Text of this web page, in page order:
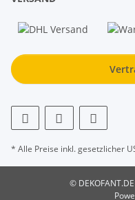
* Alle Preise inkl. gesetzlicher
© DEKOFANT.DE